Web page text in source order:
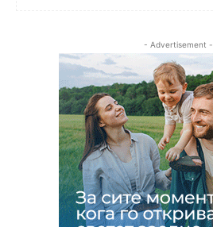
- Advertisement -